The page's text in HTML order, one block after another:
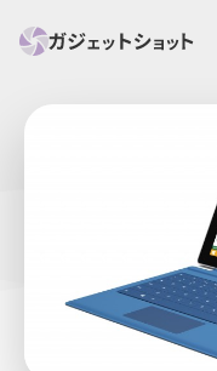
スマート
iPhone